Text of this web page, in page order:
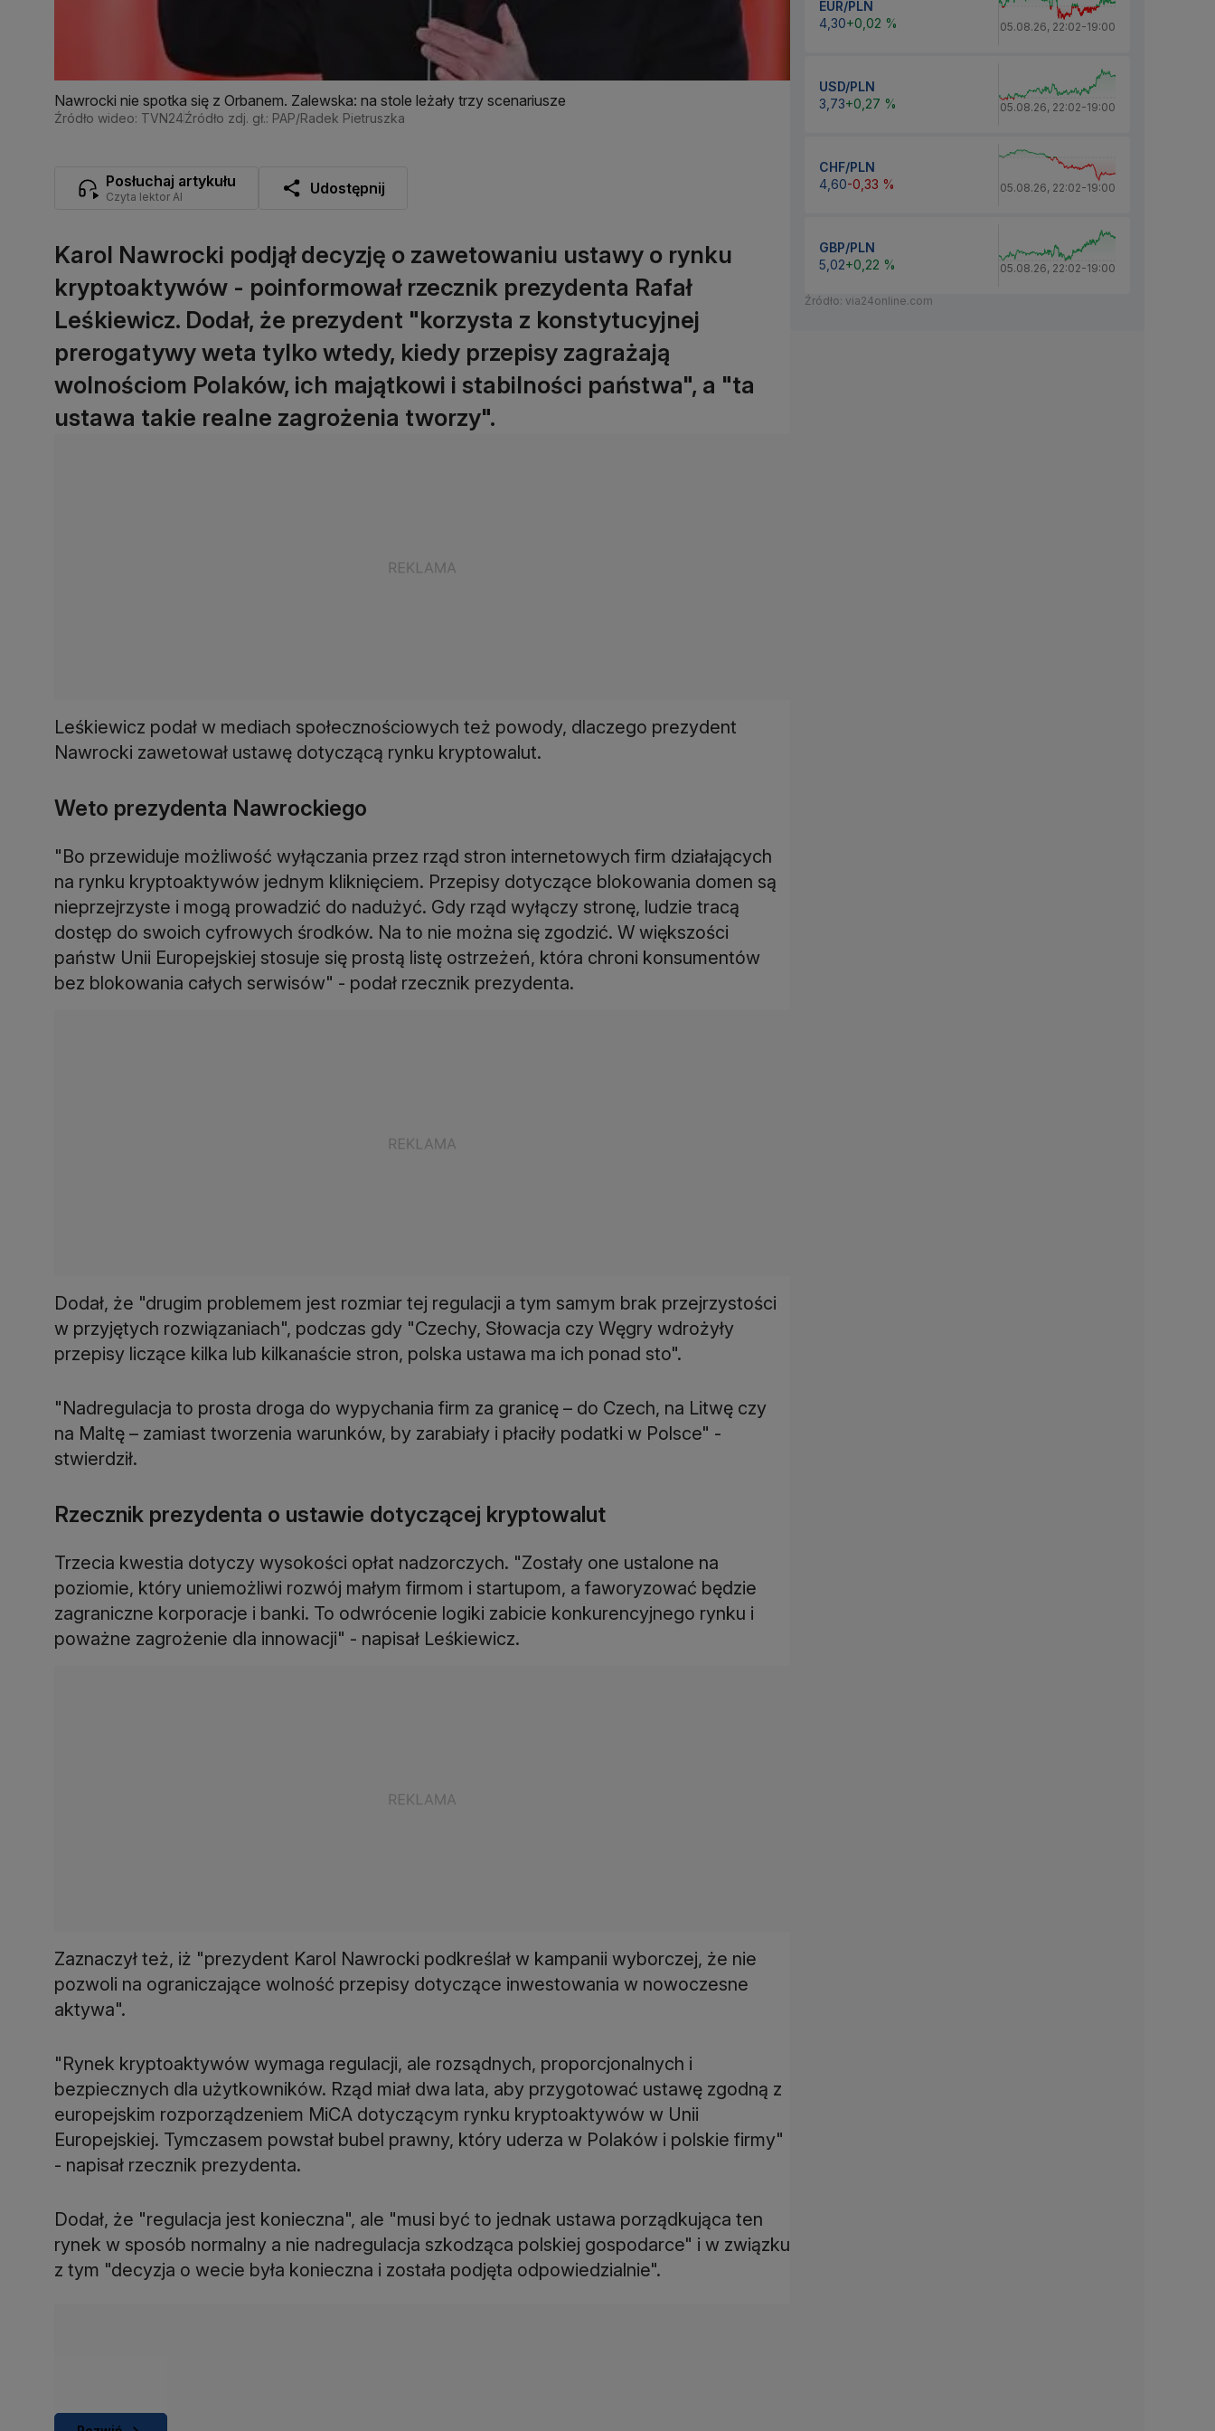
Nawrocki nie spotka się z Orbanem. Zalewska: na stole leżały trzy scenariusze
Źródło wideo: TVN24Źródło zdj. gł.: PAP/Radek Pietruszka
Posłuchaj artykułu
Czyta lektor AI Udostępnij
Karol Nawrocki podjął decyzję o zawetowaniu ustawy o rynku
kryptoaktywów - poinformował rzecznik prezydenta Rafał
Leśkiewicz. Dodał, że prezydent "korzysta z konstytucyjnej
prerogatywy weta tylko wtedy, kiedy przepisy zagrażają
wolnościom Polaków, ich majątkowi i stabilności państwa", a "ta
ustawa takie realne zagrożenia tworzy".
Leśkiewicz podał w mediach społecznościowych też powody, dlaczego prezydent
Nawrocki zawetował ustawę dotyczącą rynku kryptowalut.
Weto prezydenta Nawrockiego
"Bo przewiduje możliwość wyłączania przez rząd stron internetowych firm działających
na rynku kryptoaktywów jednym kliknięciem. Przepisy dotyczące blokowania domen są
nieprzejrzyste i mogą prowadzić do nadużyć. Gdy rząd wyłączy stronę, ludzie tracą
dostęp do swoich cyfrowych środków. Na to nie można się zgodzić. W większości
państw Unii Europejskiej stosuje się prostą listę ostrzeżeń, która chroni konsumentów
bez blokowania całych serwisów" - podał rzecznik prezydenta.
Dodał, że "drugim problemem jest rozmiar tej regulacji a tym samym brak przejrzystości
w przyjętych rozwiązaniach", podczas gdy "Czechy, Słowacja czy Węgry wdrożyły
przepisy liczące kilka lub kilkanaście stron, polska ustawa ma ich ponad sto".
"Nadregulacja to prosta droga do wypychania firm za granicę – do Czech, na Litwę czy
na Maltę – zamiast tworzenia warunków, by zarabiały i płaciły podatki w Polsce" -
stwierdził.
Rzecznik prezydenta o ustawie dotyczącej kryptowalut
Trzecia kwestia dotyczy wysokości opłat nadzorczych. "Zostały one ustalone na
poziomie, który uniemożliwi rozwój małym firmom i startupom, a faworyzować będzie
zagraniczne korporacje i banki. To odwrócenie logiki zabicie konkurencyjnego rynku i
poważne zagrożenie dla innowacji" - napisał Leśkiewicz.
Zaznaczył też, iż "prezydent Karol Nawrocki podkreślał w kampanii wyborczej, że nie
pozwoli na ograniczające wolność przepisy dotyczące inwestowania w nowoczesne
aktywa".
"Rynek kryptoaktywów wymaga regulacji, ale rozsądnych, proporcjonalnych i
bezpiecznych dla użytkowników. Rząd miał dwa lata, aby przygotować ustawę zgodną z
europejskim rozporządzeniem MiCA dotyczącym rynku kryptoaktywów w Unii
Europejskiej. Tymczasem powstał bubel prawny, który uderza w Polaków i polskie firmy"
- napisał rzecznik prezydenta.
Dodał, że "regulacja jest konieczna", ale "musi być to jednak ustawa porządkująca ten
rynek w sposób normalny a nie nadregulacja szkodząca polskiej gospodarce" i w związku
z tym "decyzja o wecie była konieczna i została podjęta odpowiedzialnie".
EUR/PLN
4,30+0,02 % 05.08.26, 22:02-19:00
USD/PLN
3,73+0,27 % 05.08.26, 22:02-19:00
CHF/PLN
4,60-0,33 % 05.08.26, 22:02-19:00
GBP/PLN
5,02+0,22 % 05.08.26, 22:02-19:00
Źródło: via24online.com